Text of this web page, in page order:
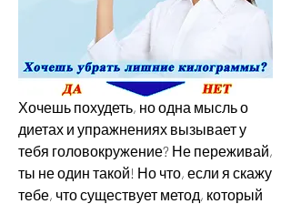
Хочешь похудеть, но одна мысль о
диетах и упражнениях вызывает у
тебя головокружение? Не переживай,
ты не один такой! Но что, если я скажу
тебе, что существует метод, который